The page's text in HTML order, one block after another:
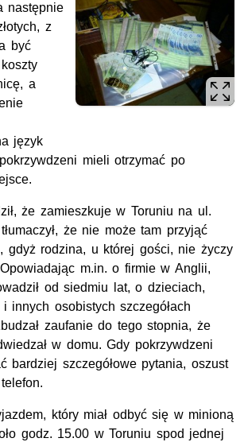
następnie
z
być
a
język
mieli otrzymać po
że zamieszkuje w Toruniu na ul.
że nie może tam przyjąć
gdyż rodzina, u której gości, nie życzy
m.in. o firmie w Anglii,
od siedmiu lat, o dzieciach,
innych osobistych szczegółach
zaufanie do tego stopnia, że
w domu. Gdy pokrzywdzeni
bardziej szczegółowe pytania, oszust
który miał odbyć się w minioną
godz. 15.00 w Toruniu spod jednej